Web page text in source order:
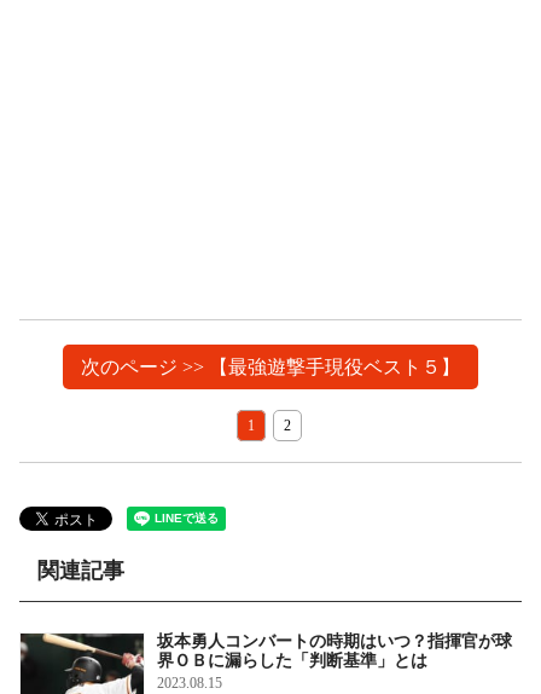
次のページ >> 【最強遊撃手現役ベスト５】
1 2
関連記事
坂本勇人コンバートの時期はいつ？指揮官が球
界ＯＢに漏らした「判断基準」とは
2023.08.15